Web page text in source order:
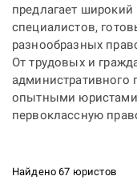
предлагает
специалистов,
разнообразных
От трудовых и
административного
опытными
первоклассную
Найдено 67 юристов